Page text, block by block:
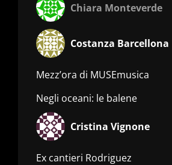
Chiara Monteverde
Costanza Barcellona
Mezz’ora di MUSEmusica
Negli oceani: le balene
Cristina Vignone
Ex cantieri Rodriguez